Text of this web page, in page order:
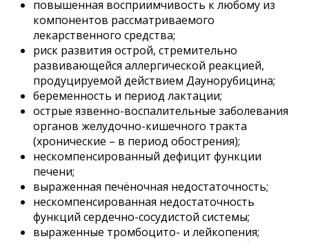
повышенная восприимчивость к любому из
компонентов рассматриваемого
лекарственного средства;
риск развития острой, стремительно
развивающейся аллергической реакцией,
продуцируемой действием Даунорубицина;
беременность и период лактации;
острые язвенно-воспалительные заболевания
органов желудочно-кишечного тракта
(хронические – в период обострения);
нескомпенсированный дефицит функции
печени;
выраженная печёночная недостаточность;
нескомпенсированная недостаточность
функций сердечно-сосудистой системы;
выраженные тромбоцито- и лейкопения;